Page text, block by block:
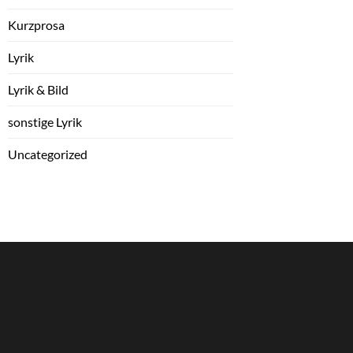
Kurzprosa
Lyrik
Lyrik & Bild
sonstige Lyrik
Uncategorized